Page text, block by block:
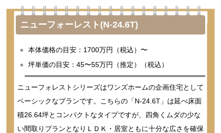
ニューフォーレスト(N-24.6T)
本体価格の目安：1700万円（税込）〜
坪単価の目安：45〜55万円（推定）（税込）
ニューフォレストシリーズはワンズホームの企画住宅として
ベーシックなプランです。こちらの「N-24.6T」は延べ床面
積26.64坪とコンパクトなタイプですが、四角くムダの少な
い間取りプランとなりＬＤＫ・居室ともに十分な広さを確保